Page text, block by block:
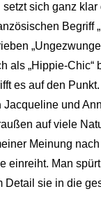
sich ganz klar
Begriff
als „Hippie-Chic“
es auf den
Jacqueline und
auf viele
Meinung
einreiht. Man
Detail sie in die